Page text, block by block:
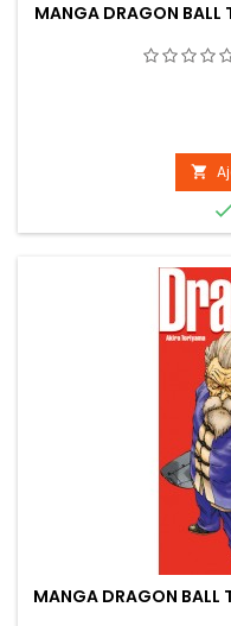
MANGA DRAGON BALL

MANGA DRAGON BALL